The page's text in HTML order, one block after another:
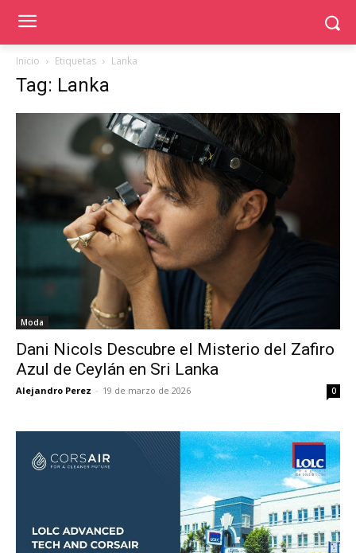
Inicio Etiquetas Lanka
Tag: Lanka
Moda
Dani Nicols Descubre el Misterio del Zafiro
Azul de Ceylán en Sri Lanka
Alejandro Perez - 19 de marzo de 2026 0